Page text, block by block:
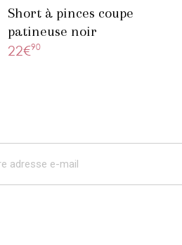
Short à pinces coupe
patineuse noir
22€90